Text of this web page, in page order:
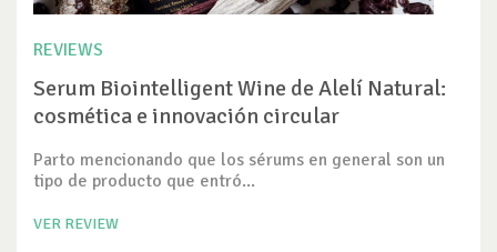
REVIEWS
Serum Biointelligent Wine de Alelí Natural:
cosmética e innovación circular
Parto mencionando que los sérums en general son un
tipo de producto que entró...
VER REVIEW